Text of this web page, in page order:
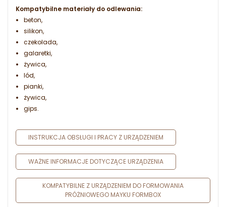
Kompatybilne materiały do odlewania:
beton,
silikon,
czekolada,
galaretki,
żywica,
lód,
pianki,
żywica,
gips.
INSTRUKCJA OBSŁUGI I PRACY Z URZĄDZENIEM
WAŻNE INFORMACJE DOTYCZĄCE URZĄDZENIA
KOMPATYBILNE Z URZĄDZENIEM DO FORMOWANIA
PRÓŻNIOWEGO MAYKU FORMBOX